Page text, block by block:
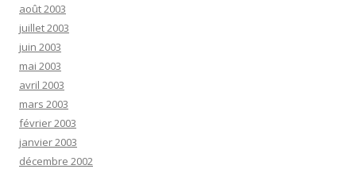
août 2003
juillet 2003
juin 2003
mai 2003
avril 2003
mars 2003
février 2003
janvier 2003
décembre 2002